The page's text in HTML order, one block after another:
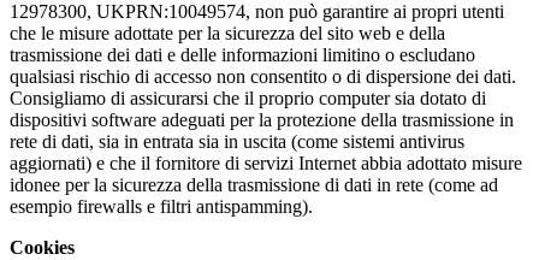
12978300, UKPRN:10049574, non può garantire ai propri utenti
che le misure adottate per la sicurezza del sito web e della
trasmissione dei dati e delle informazioni limitino o escludano
qualsiasi rischio di accesso non consentito o di dispersione dei dati.
Consigliamo di assicurarsi che il proprio computer sia dotato di
dispositivi software adeguati per la protezione della trasmissione in
rete di dati, sia in entrata sia in uscita (come sistemi antivirus
aggiornati) e che il fornitore di servizi Internet abbia adottato misure
idonee per la sicurezza della trasmissione di dati in rete (come ad
esempio firewalls e filtri antispamming).
Cookies